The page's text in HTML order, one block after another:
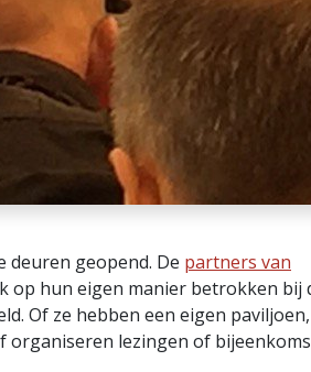
deuren geopend. De partners van
op hun eigen manier betrokken bij
Of ze hebben een eigen
organiseren lezingen of